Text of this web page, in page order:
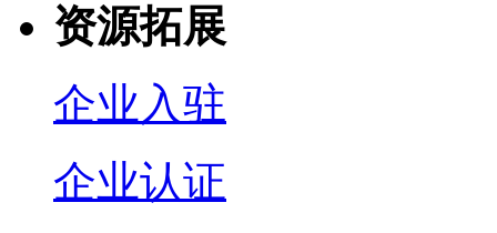
资源拓展
企业入驻
企业认证